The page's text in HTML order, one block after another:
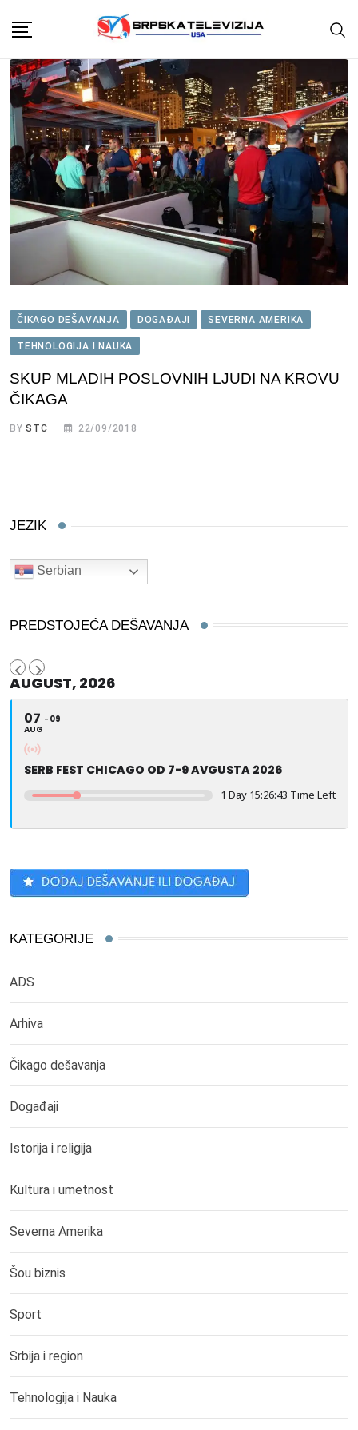
content
ČIKAGO DEŠAVANJA DOGAĐAJI SEVERNA AMERIKA
TEHNOLOGIJA I NAUKA
SKUP MLADIH POSLOVNIH LJUDI NA KROVU
ČIKAGA
BYSTC 22/09/2018
JEZIK
Serbian
PREDSTOJEĆA DEŠAVANJA
AUGUST, 2026
07
AUG
09
SERB FEST CHICAGO OD 7-9 AVGUSTA 2026
1 Day 15:26:43 Time Left
KATEGORIJE
ADS
Arhiva
Čikago dešavanja
Događaji
Istorija i religija
Kultura i umetnost
Severna Amerika
Šou biznis
Sport
Srbija i region
Tehnologija i Nauka